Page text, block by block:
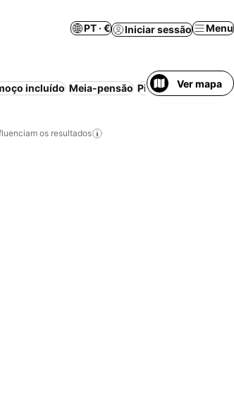
PT · € Iniciar sessão Menu
incluído Meia-pensão Piscina Ver mapa
os resultados
aos favoritos
aos favoritos